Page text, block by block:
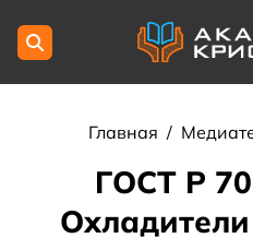
Главная /
ГОСТ Р